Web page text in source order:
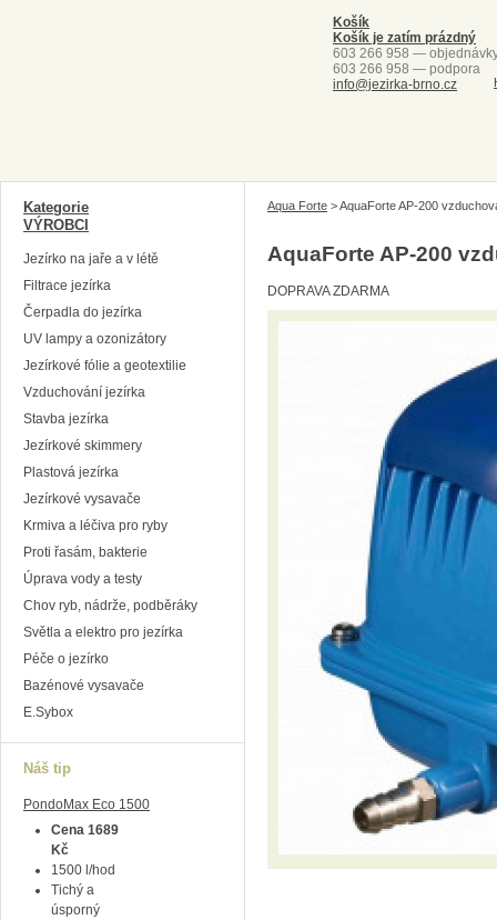
Košík
Košík je zatím prázdný
603 266 958 —
603 266 958 — podpora
info@jezirka-brno.cz
Aqua Forte >AquaForte AP-200
AquaForte AP-200
DOPRAVA ZDARMA
Kategorie
VÝROBCI
Jezírko na jaře a v létě
Filtrace jezírka
Čerpadla do jezírka
UV lampy a ozonizátory
Jezírkové fólie a geotextilie
Vzduchování jezírka
Stavba jezírka
Jezírkové skimmery
Plastová jezírka
Jezírkové vysavače
Krmiva a léčiva pro ryby
Proti řasám, bakterie
Úprava vody a testy
Chov ryb, nádrže, podběráky
Světla a elektro pro jezírka
Péče o jezírko
Bazénové vysavače
E.Sybox
Náš tip
PondoMax Eco 1500
Cena 1689
Kč
1500 l/hod
Tichý a
úsporný